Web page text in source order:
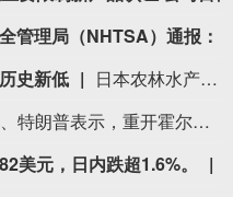
史新低
日本农林水产省8月7日公布的数据显示，2025财年，即2025年4月至2026年3月，按热量计算的日本食品自给率下降1个百分点至37%，为历史最低水平。日本食品自给率是指国内生产的食品占国内食品总供给的比例。日本农林水产省表示，大米消费减少是食品自给率下降的重要原因。日本大米消费长期以来主要依靠本国供应，是日本食品自给率的重要支撑。米价上涨导致居民大米消费减少，国产大米提供的热量随之减少，显著拉低日本整体食品自给率。（CCTV国际时讯）
1、特朗普表示，重开霍尔木兹海峡的谈判正在推进，尽管伊朗议员正在考虑对与美国和以色列相关的船只实施限制。 2、特朗普：（关于人工智能）这可能比石油还要重要。谁赢得人工智能，谁就赢得一切。就是如此重要。人工智能比互联网大很多倍。 3、报道称，美国总统特朗普近日在一次私下会晤中表示，他希望副总统万斯能够赢得2028年总统大选。 4、美国总统特朗普当地时间8月7日宣布，联邦政府将向多个关键矿产和电池项目投资30亿美元，旨在增加美国国内产量，并以此推动国家安全与产业政策。 5、美国总统特朗普6日否认他对国防部长赫格塞思不满，称对赫格塞思所做的工作“非常满意”。 6、白宫本周致信库克称，特朗普“正在考虑”解除其职务，并要求她在三周内回应有关抵押贷款欺诈的指控。 7、特朗普媒体集团退出与Crypto.com的两项交易。 8、当地时间8月6日，有记者在采访美国总统特朗普时提出，如果民主党人在中期选举后控制国会众议院，可能会再次试图弹劾他，特朗普表示，“很多人说我是有史以来最伟大的总统之一”。
美元，日内跌超1.6%。